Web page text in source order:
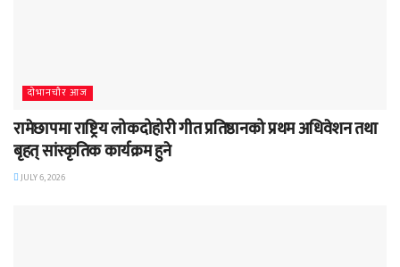
दाेभानचाैर आज
रामेछापमा राष्ट्रिय लोकदोहोरी गीत प्रतिष्ठानको प्रथम अधिवेशन तथा
बृहत् सांस्कृतिक कार्यक्रम हुने
JULY 6, 2026